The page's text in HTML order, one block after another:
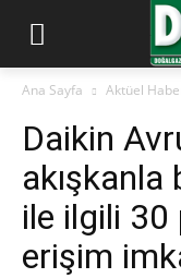
Ana Sayfa Aktüel
Daikin
ile ilgili
erişim